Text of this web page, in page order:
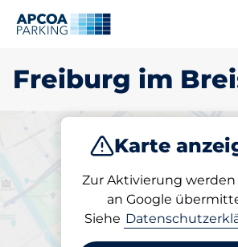
Freiburg im
Karte
Zur Aktivierung werden
an Google
Siehe
Parken
Wählen Sie Ihren